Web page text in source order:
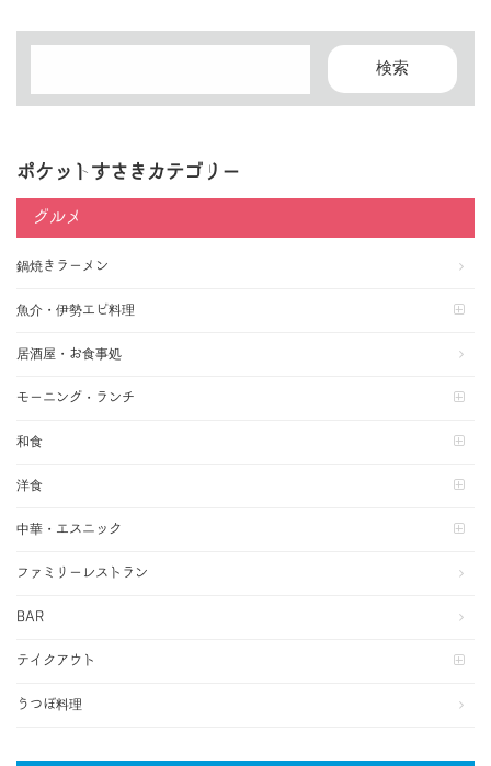
ポケットすさきカテゴリー
グルメ
鍋焼きラーメン
魚介・伊勢エビ料理
居酒屋・お食事処
モーニング・ランチ
和食
洋食
中華・エスニック
ファミリーレストラン
BAR
テイクアウト
うつぼ料理